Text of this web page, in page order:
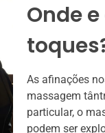
Onde
As afinações
massagem
particular, o
podem ser